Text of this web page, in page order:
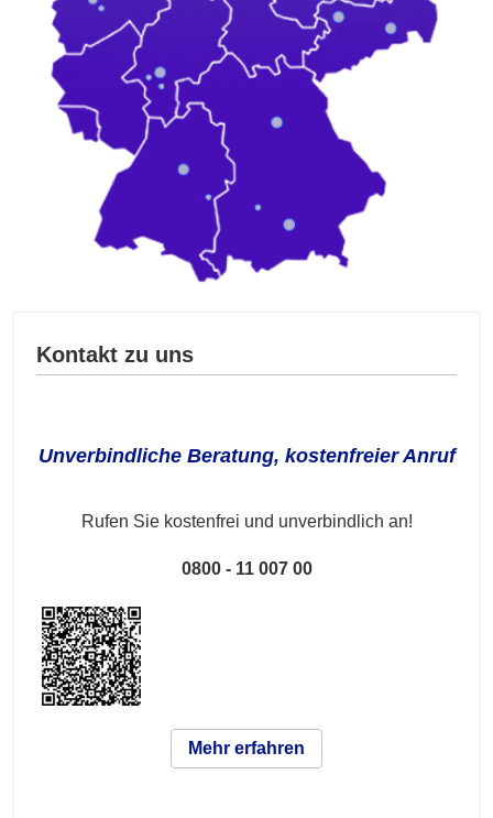
Kontakt zu uns
Unverbindliche Beratung, kostenfreier Anruf
Rufen Sie kostenfrei und unverbindlich an!
0800 - 11 007 00
Mehr erfahren